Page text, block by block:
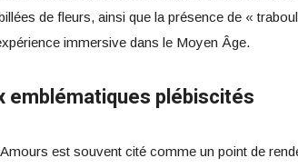
de fleurs, ainsi que la présence de «
immersive dans le Moyen Âge.
emblématiques plébiscités
est souvent cité comme un point de